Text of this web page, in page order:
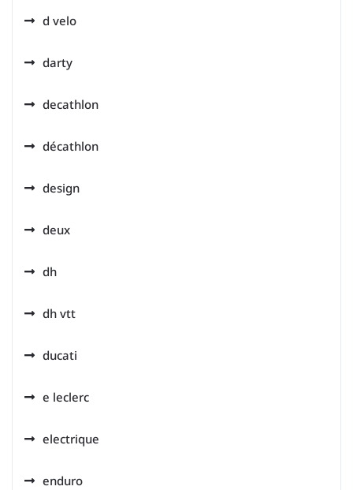
d velo
darty
decathlon
décathlon
design
deux
dh
dh vtt
ducati
e leclerc
electrique
enduro